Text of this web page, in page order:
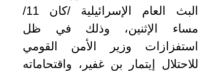
البث العام الإسرائيلية /كان 11/
مساء الإثنين، وذلك في ظل
استفزازات وزير الأمن القومي
للاحتلال إيتمار بن غفير، واقتحاماته